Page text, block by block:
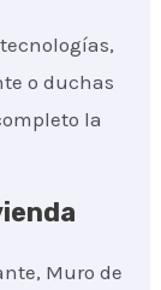
o duchas
la
Muro de